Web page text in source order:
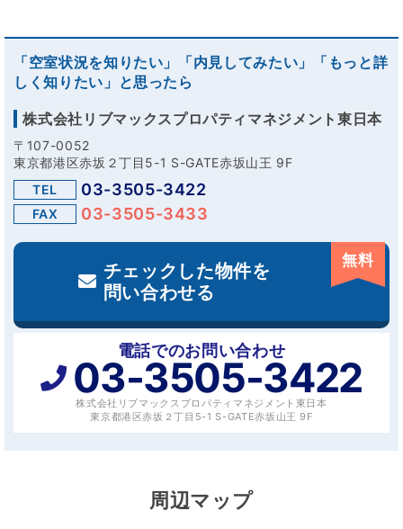
「空室状況を知りたい」「内見してみたい」「もっと詳
しく知りたい」と思ったら
株式会社リブマックスプロパティマネジメント東日本
〒107-0052
東京都港区赤坂２丁目5-1 S-GATE赤坂山王 9F
TEL
03-3505-3422
FAX 03-3505-3433
チェックした物件を
問い合わせる
無料
電話でのお問い合わせ
03-3505-3422
株式会社リブマックスプロパティマネジメント東日本
東京都港区赤坂２丁目5-1 S-GATE赤坂山王 9F
周辺マップ